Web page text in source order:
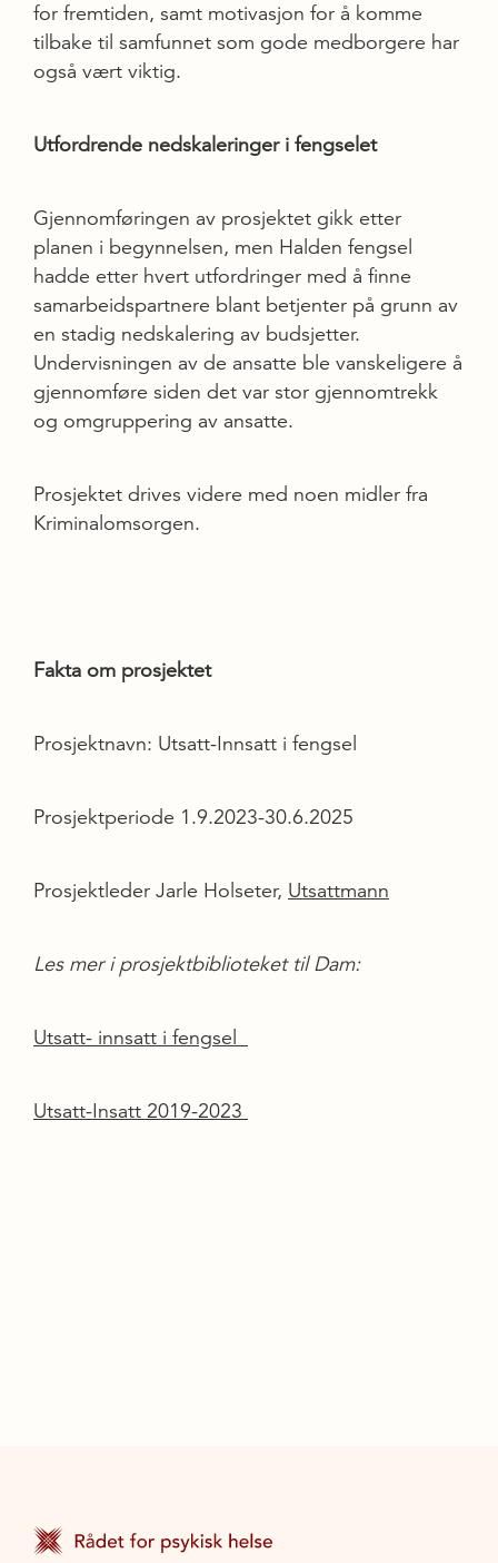
for fremtiden, samt motivasjon for å komme
tilbake til samfunnet som gode medborgere har
også vært viktig.
Utfordrende nedskaleringer i fengselet
Gjennomføringen av prosjektet gikk etter
planen i begynnelsen, men Halden fengsel
hadde etter hvert utfordringer med å finne
samarbeidspartnere blant betjenter på grunn av
en stadig nedskalering av budsjetter.
Undervisningen av de ansatte ble vanskeligere å
gjennomføre siden det var stor gjennomtrekk
og omgruppering av ansatte.
Prosjektet drives videre med noen midler fra
Kriminalomsorgen.
Fakta om prosjektet
Prosjektnavn: Utsatt-Innsatt i fengsel
Prosjektperiode 1.9.2023-30.6.2025
Prosjektleder Jarle Holseter, Utsattmann
Les mer i prosjektbiblioteket til Dam:
Utsatt- innsatt i fengsel
Utsatt-Insatt 2019-2023